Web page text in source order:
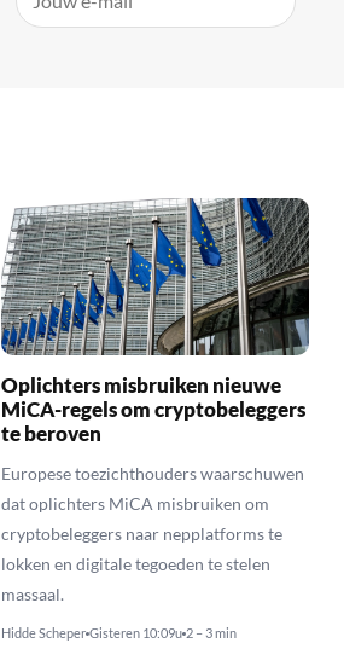
Oplichters misbruiken nieuwe
MiCA-regels om cryptobeleggers
te beroven
Europese toezichthouders waarschuwen
dat oplichters MiCA misbruiken om
cryptobeleggers naar nepplatforms te
lokken en digitale tegoeden te stelen
massaal.
Hidde Scheper Gisteren 10:09u 2 – 3 min